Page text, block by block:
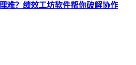
难？绩效工坊软件帮你破解协作